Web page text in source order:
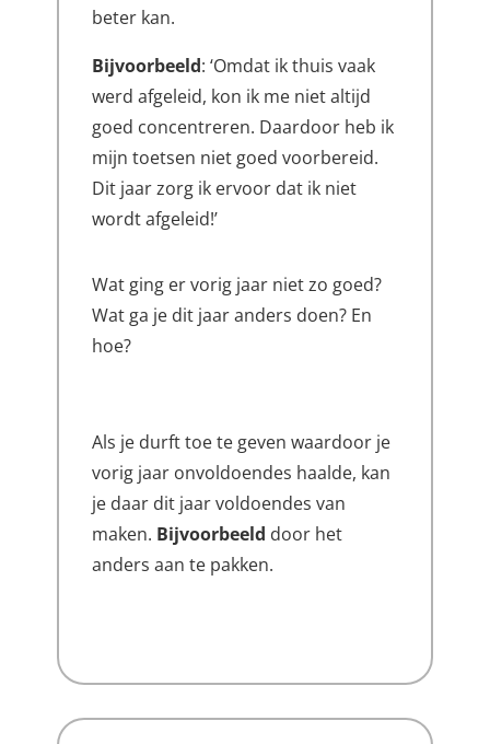
beter kan.
Bijvoorbeeld: ‘Omdat ik thuis vaak
werd afgeleid, kon ik me niet altijd
goed concentreren. Daardoor heb ik
mijn toetsen niet goed voorbereid.
Dit jaar zorg ik ervoor dat ik niet
wordt afgeleid!’
Wat ging er vorig jaar niet zo goed?
Wat ga je dit jaar anders doen? En
hoe?
Als je durft toe te geven waardoor je
vorig jaar onvoldoendes haalde, kan
je daar dit jaar voldoendes van
maken. Bijvoorbeeld door het
anders aan te pakken.